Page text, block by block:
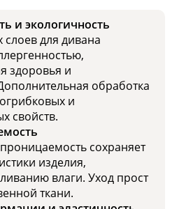
и экологичность
для дивана
здоровья и
обработка
и
свойств.
сохраняет
изделия,
влаги. Уход прост
ткани.